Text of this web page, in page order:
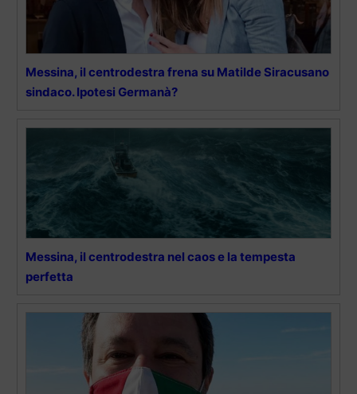
Messina, il centrodestra frena su Matilde Siracusano
sindaco. Ipotesi Germanà?
Messina, il centrodestra nel caos e la tempesta
perfetta